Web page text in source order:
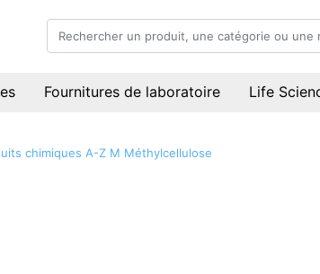
Fournitures de laboratoire Life
chimiques A-Z M Méthylcellulose